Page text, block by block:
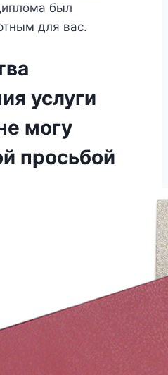
был
для вас.
услуги
могу
просьбой